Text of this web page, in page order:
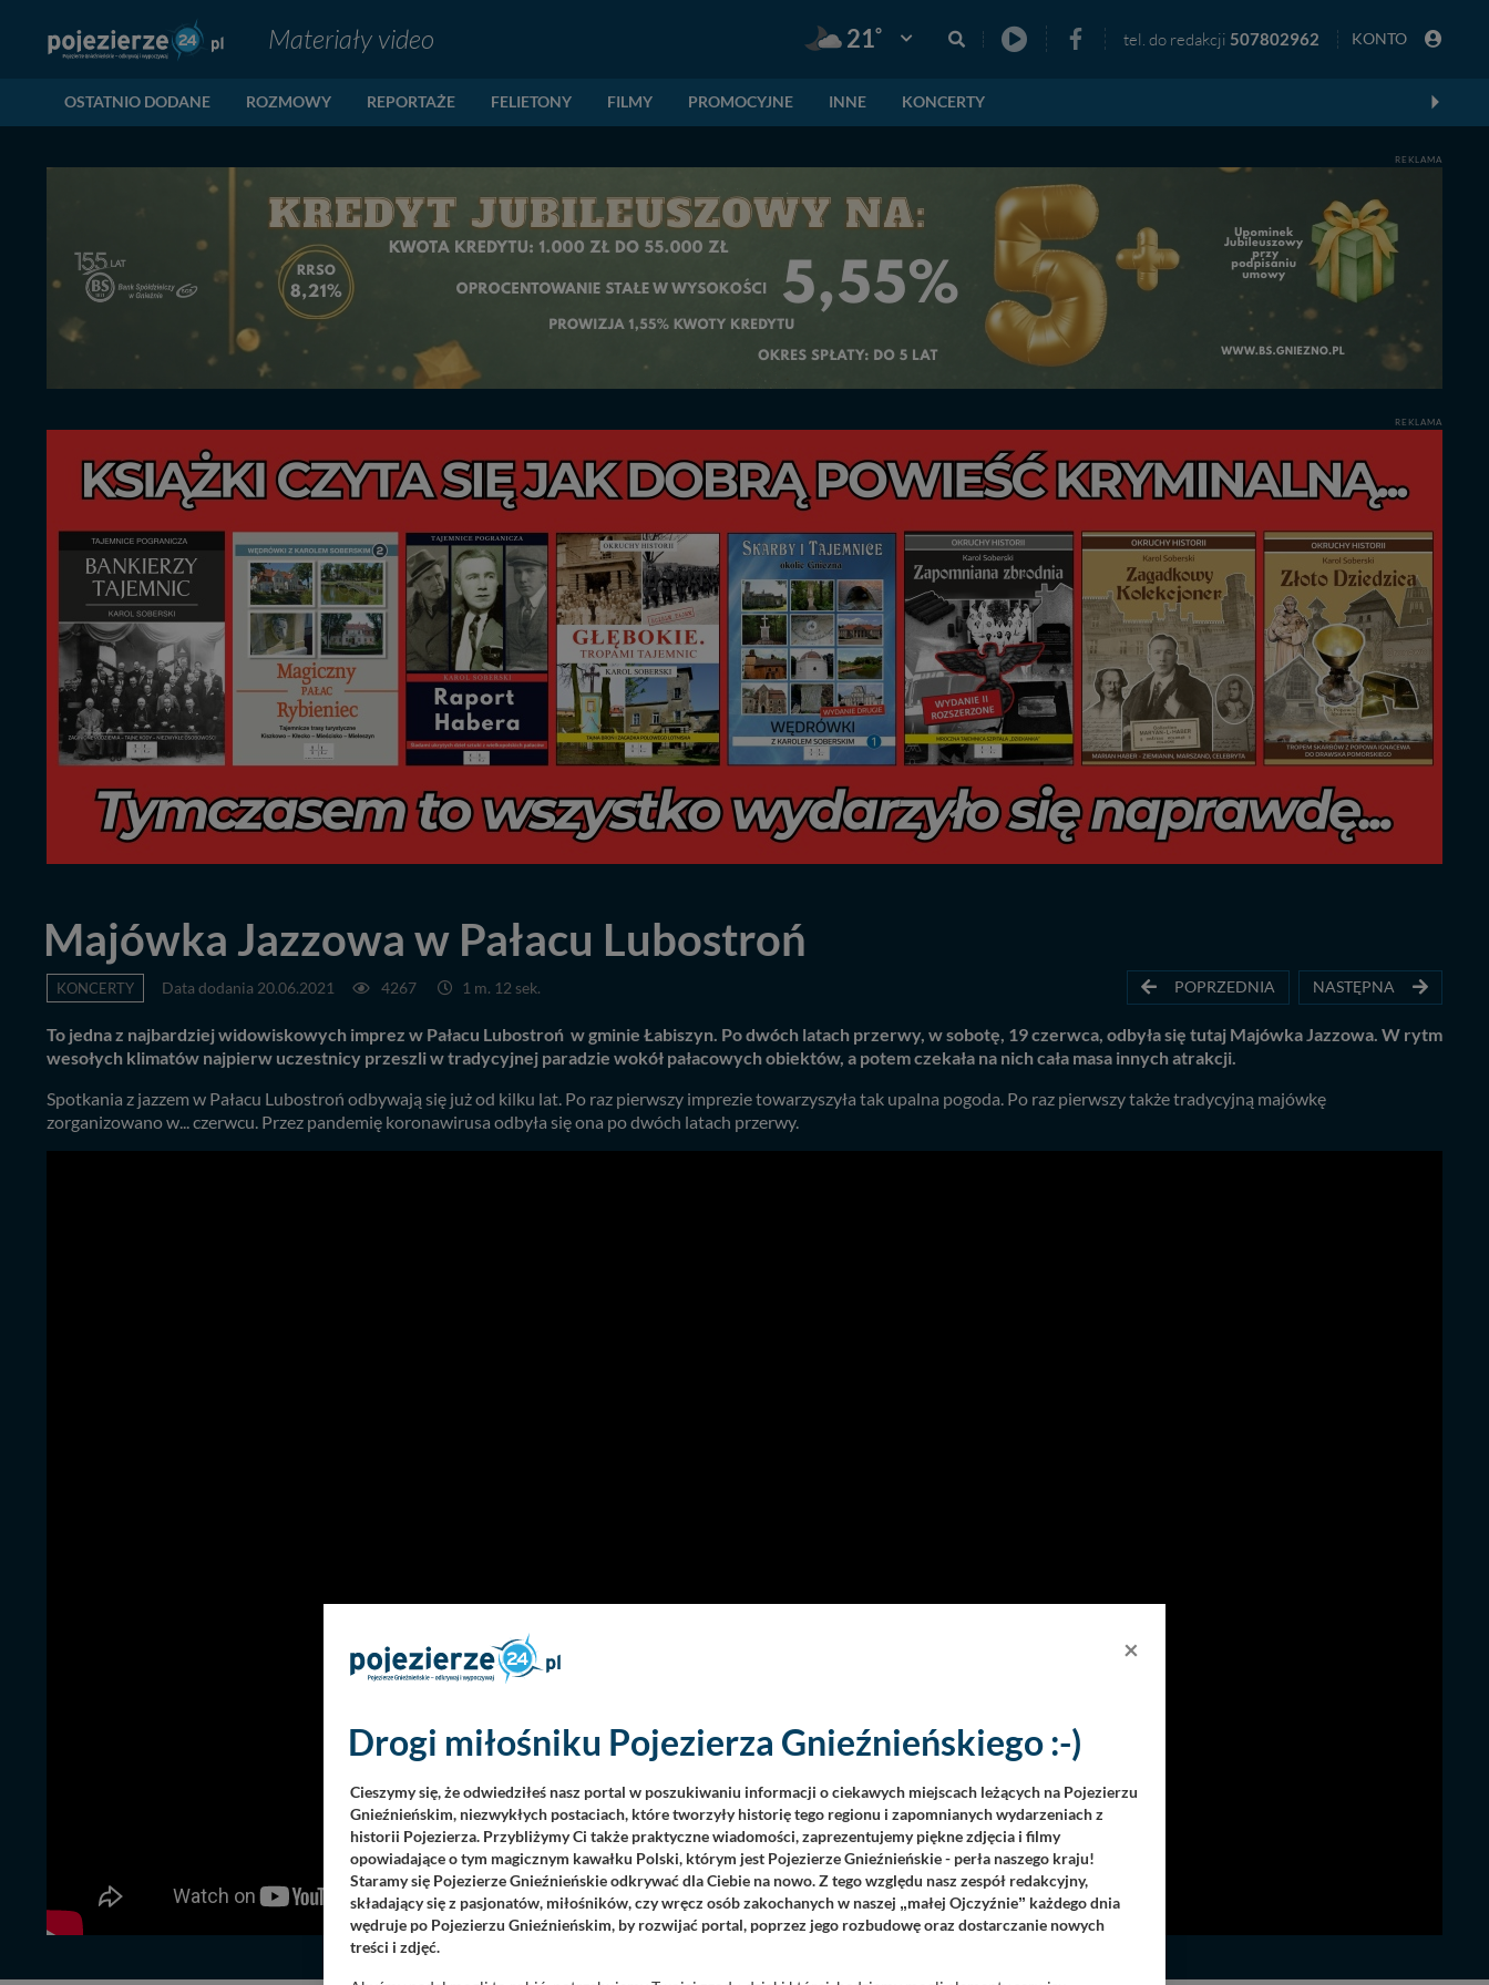
Materiały video 21° Pogoda: Gniezno tel. do redakcji 507802962 KONTO
OSTATNIO DODANE ROZMOWY REPORTAŻE FELIETONY FILMY PROMOCYJNE INNE KONCERTY
REKLAMA
REKLAMA
Majówka Jazzowa w Pałacu Lubostroń
KONCERTY Data dodania 20.06.2021 4267 1 m. 12 sek. POPRZEDNIA NASTĘPNA
To jedna z najbardziej widowiskowych imprez w Pałacu Lubostroń w gminie Łabiszyn. Po dwóch latach przerwy, w sobotę, 19 czerwca, odbyła się tutaj Majówka Jazzowa. W rytm
wesołych klimatów najpierw uczestnicy przeszli w tradycyjnej paradzie wokół pałacowych obiektów, a potem czekała na nich cała masa innych atrakcji.
Spotkania z jazzem w Pałacu Lubostroń odbywają się już od kilku lat. Po raz pierwszy imprezie towarzyszyła tak upalna pogoda. Po raz pierwszy także tradycyjną majówkę
zorganizowano w... czerwcu. Przez pandemię koronawirusa odbyła się ona po dwóch latach przerwy.
×
Drogi miłośniku Pojezierza Gnieźnieńskiego :-)
Cieszymy się, że odwiedziłeś nasz portal w poszukiwaniu informacji o ciekawych miejscach leżących na Pojezierzu
Gnieźnieńskim, niezwykłych postaciach, które tworzyły historię tego regionu i zapomnianych wydarzeniach z
historii Pojezierza. Przybliżymy Ci także praktyczne wiadomości, zaprezentujemy piękne zdjęcia i filmy
opowiadające o tym magicznym kawałku Polski, którym jest Pojezierze Gnieźnieńskie - perła naszego kraju!
Staramy się Pojezierze Gnieźnieńskie odkrywać dla Ciebie na nowo. Z tego względu nasz zespół redakcyjny,
składający się z pasjonatów, miłośników, czy wręcz osób zakochanych w naszej „małej Ojczyźnie” każdego dnia
wędruje po Pojezierzu Gnieźnieńskim, by rozwijać portal, poprzez jego rozbudowę oraz dostarczanie nowych
treści i zdjęć.